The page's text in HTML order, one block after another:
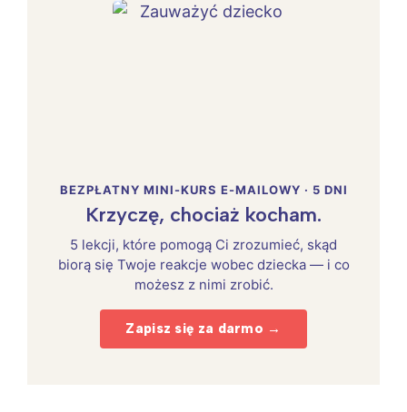
BEZPŁATNY MINI-KURS E-MAILOWY · 5 DNI
Krzyczę, chociaż kocham.
5 lekcji, które pomogą Ci zrozumieć, skąd
biorą się Twoje reakcje wobec dziecka — i co
możesz z nimi zrobić.
Zapisz się za darmo →